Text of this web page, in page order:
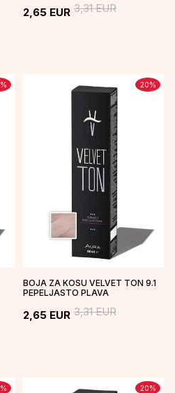
2,65 EUR 3,31EUR
% 20%
BOJA ZA KOSU VELVET TON 9.1
PEPELJASTO PLAVA
2,65 EUR 3,31EUR
% 20%